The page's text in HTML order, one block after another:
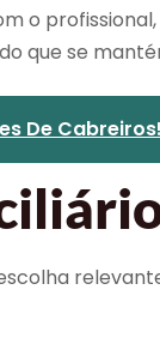
o
que se
De Cabreiros!